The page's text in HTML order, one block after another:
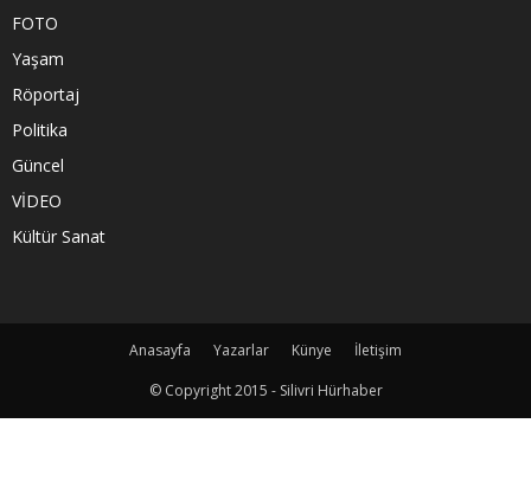
FOTO
Yaşam
Röportaj
Politika
Güncel
VİDEO
Kültür Sanat
Anasayfa Yazarlar Künye
İletişim
© Copyright 2015 - Silivri Hürhaber